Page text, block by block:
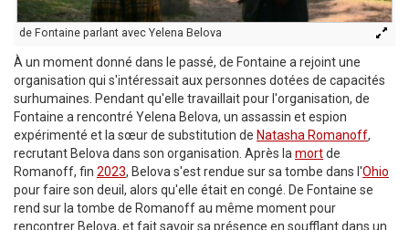
de Fontaine parlant avec Yelena Belova
À un moment donné dans le passé, de Fontaine a rejoint une
organisation qui s'intéressait aux personnes dotées de capacités
surhumaines. Pendant qu'elle travaillait pour l'organisation, de
Fontaine a rencontré Yelena Belova, un assassin et espion
expérimenté et la sœur de substitution de Natasha Romanoff,
recrutant Belova dans son organisation. Après la mortde
Romanoff, fin 2023, Belova s'est rendue sur sa tombe dans l'Ohio
pour faire son deuil, alors qu'elle était en congé. De Fontaine se
rend sur la tombe de Romanoff au même moment pour
rencontrer Belova, et fait savoir sa présence en soufflant dans un